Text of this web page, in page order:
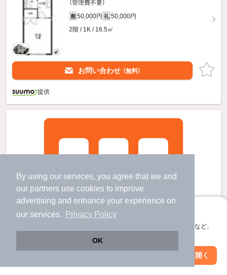
By using our services, you agree that we and
our partners use cookies to improve
advertising and enhance your experience on
our services.
Privacy Policy
OK
アプリに切り替えて、サクサクお部屋探し
会員登録なしですぐ使える。マップ検索やお気に入り保存など、
アプリを開く
（管理費不要）
敷 50,000円 礼 50,000円
2階 / 1K / 16.5㎡
お問い合わせ （無料）
提供
絞り込み条件を変更